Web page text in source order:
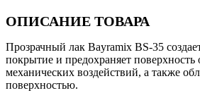
ОПИСАНИЕ ТОВАРА
Прозрачный лак Bayramix BS-35
покрытие и предохраняет поверхность
механических воздействий, а также
поверхностью.